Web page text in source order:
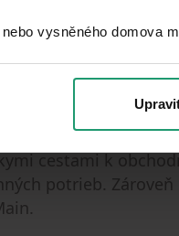
vysněného domova
a lokalitu do
cestami k
potrieb.